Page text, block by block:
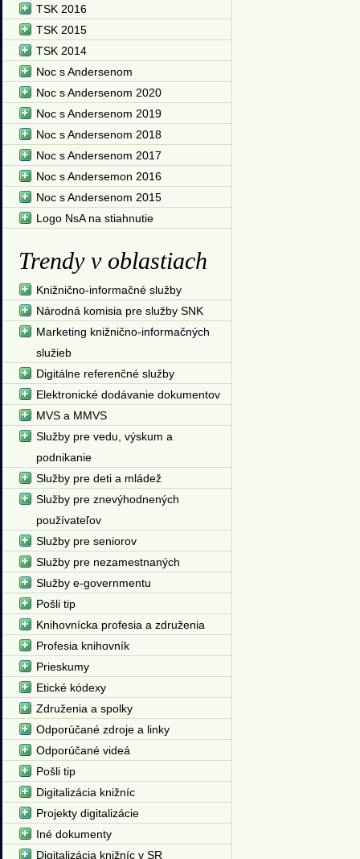
TSK 2016
TSK 2015
TSK 2014
Noc s Andersenom
Noc s Andersenom 2020
Noc s Andersenom 2019
Noc s Andersenom 2018
Noc s Andersenom 2017
Noc s Andersemon 2016
Noc s Andersenom 2015
Logo NsA na stiahnutie
Trendy v oblastiach
Knižnično-informačné služby
Národná komisia pre služby SNK
Marketing knižnično-informačných
služieb
Digitálne referenčné služby
Elektronické dodávanie dokumentov
MVS a MMVS
Služby pre vedu, výskum a
podnikanie
Služby pre deti a mládež
Služby pre znevýhodnených
používateľov
Služby pre seniorov
Služby pre nezamestnaných
Služby e-governmentu
Pošli tip
Knihovnícka profesia a združenia
Profesia knihovník
Prieskumy
Etické kódexy
Združenia a spolky
Odporúčané zdroje a linky
Odporúčané videá
Pošli tip
Digitalizácia knižníc
Projekty digitalizácie
Iné dokumenty
Digitalizácia knižníc v SR